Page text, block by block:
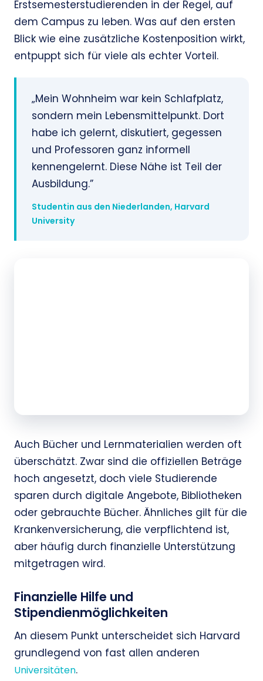
Erstsemesterstudierenden in der Regel, auf
dem Campus zu leben. Was auf den ersten
Blick wie eine zusätzliche Kostenposition wirkt,
entpuppt sich für viele als echter Vorteil.
„Mein Wohnheim war kein Schlafplatz,
sondern mein Lebensmittelpunkt. Dort
habe ich gelernt, diskutiert, gegessen
und Professoren ganz informell
kennengelernt. Diese Nähe ist Teil der
Ausbildung.”
Studentin aus den Niederlanden, Harvard
University
Auch Bücher und Lernmaterialien werden oft
überschätzt. Zwar sind die offiziellen Beträge
hoch angesetzt, doch viele Studierende
sparen durch digitale Angebote, Bibliotheken
oder gebrauchte Bücher. Ähnliches gilt für die
Krankenversicherung, die verpflichtend ist,
aber häufig durch finanzielle Unterstützung
mitgetragen wird.
Finanzielle Hilfe und
Stipendienmöglichkeiten
An diesem Punkt unterscheidet sich Harvard
grundlegend von fast allen anderen
Universitäten.